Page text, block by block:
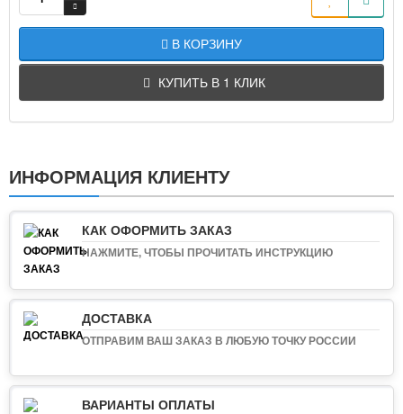
В КОРЗИНУ
КУПИТЬ В 1 КЛИК
ИНФОРМАЦИЯ КЛИЕНТУ
КАК ОФОРМИТЬ ЗАКАЗ
НАЖМИТЕ, ЧТОБЫ ПРОЧИТАТЬ ИНСТРУКЦИЮ
ДОСТАВКА
ОТПРАВИМ ВАШ ЗАКАЗ В ЛЮБУЮ ТОЧКУ РОССИИ
ВАРИАНТЫ ОПЛАТЫ